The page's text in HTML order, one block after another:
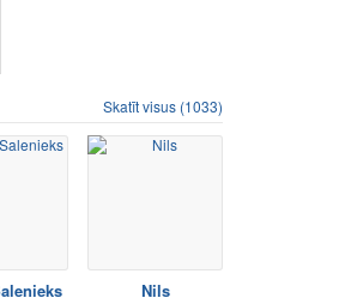
Skatīt visus (1033)
Nils